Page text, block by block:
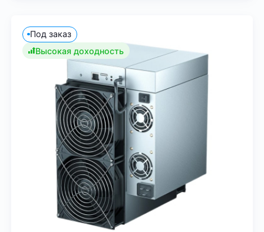
Под заказ
Высокая доходность